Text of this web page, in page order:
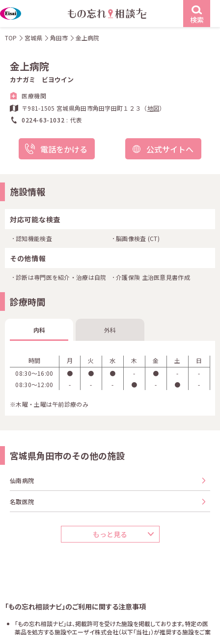
検索
TOP 宮城県 角田市 金上病院
金上病院
カナガミ ビヨウイン
医療機関
〒981-1505 宮城県角田市角田字田町１２３（地図）
0224-63-1032
代表
電話をかける 公式サイトへ
施設情報
対応可能な検査
認知機能検査 脳画像検査 (CT)
その他情報
診断は専門医を紹介・治療は自院 介護保険 主治医意見書作成
診療時間
内科 外科
時間 月 火 水 木 金 土
日
08:30〜16:00
● ● ● - ● -
-
08:30〜12:00
- - - ● - ● -
※木曜・土曜は午前診療のみ
宮城県角田市のその他の施設
仙南病院
名取医院
もっと見る
「もの忘れ相談ナビ」のご利用に関する注意事項
「もの忘れ相談ナビ」は、掲載許可を受けた施設を掲載しております。特定の医
薬品を処方する施設やエーザイ株式会社（以下「当社」）が推奨する施設をご案